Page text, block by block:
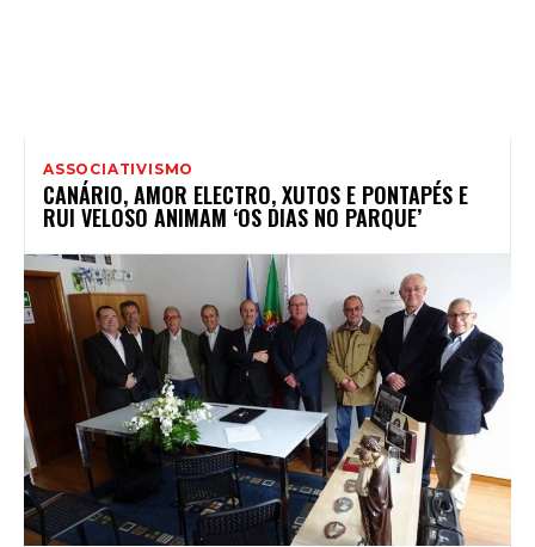
ASSOCIATIVISMO
CANÁRIO, AMOR ELECTRO, XUTOS E PONTAPÉS E
RUI VELOSO ANIMAM ‘OS DIAS NO PARQUE’